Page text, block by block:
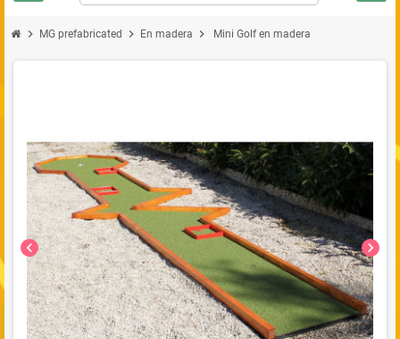
chevron_right MG prefabricated chevron_right En madera chevron_right Mini Golf en madera
chevron_left chevron_right